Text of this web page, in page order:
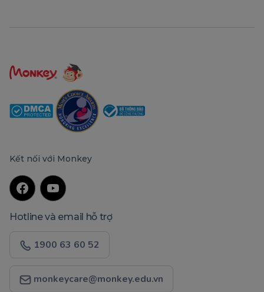
Kết nối với Monkey
Hotline và email hỗ trợ
1900 63 60 52
monkeycare@monkey.edu.vn